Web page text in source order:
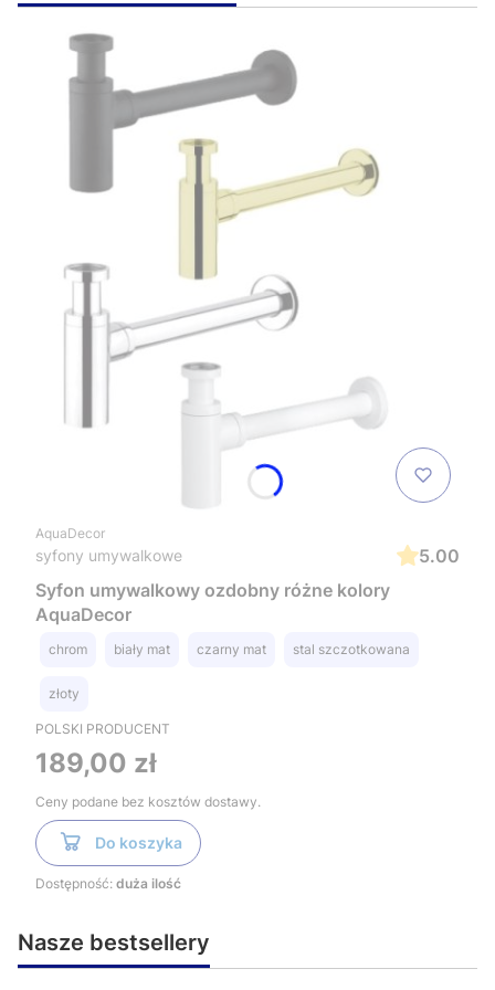
AquaDecor
syfony umywalkowe
5.00
Syfon umywalkowy ozdobny różne kolory
AquaDecor
chrom biały mat czarny mat stal szczotkowana
złoty
POLSKI PRODUCENT
Cena
189,00 zł
Ceny podane bez kosztów dostawy.
Do koszyka
Dostępność: duża ilość
Nasze bestsellery